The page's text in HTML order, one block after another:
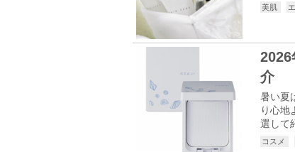
美肌
2026
介
暑い夏
り心地
選して
コスメ